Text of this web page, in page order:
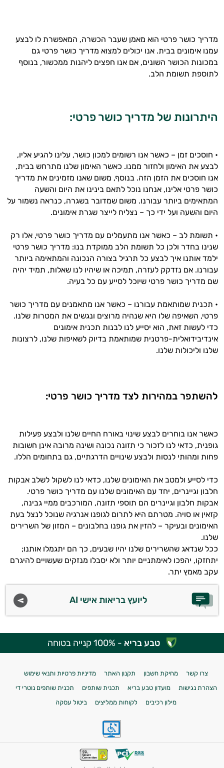
מדריך כושר פרטי הוא מאמן שעבר הכשרה, המאפשרת לו לבצע
עמנו אימונים בבית. אנו יכולים למצוא מדריך כושר פרטי גם
במכונות הכושר השונים, אם אנו חפצים ליהנות ממכשור, בנוסף
לתוספת תשומת הלב.
היתרונות של מדריך כושר פרטי:
• חוסכים זמן – כאשר אנו רשומים למכון כושר, עלינו להגיע אליו,
לבצע את האימון ולחזור ממנו. כאשר האימון שלנו מתרחש בבית,
אנו חוסכים את הזמן הזה. בנוסף, משום שאנו מזמינים את מדריך
כושר פרטי אלינו, אנחנו נוכל לתאם בינינו את היום והשעה
המתאימים ביותר עבורנו. משום שמדובר בשגרה, כנראה נשמור על
היום והשעה ועל ידי כך – נצליח לייצר שגרת אימונים.
• תשומת לב – כאשר אנו מתעמלים עם מדריך כושר פרטי, אלו רק
שנינו בחדר ולכן כל תשומת הלב ממוקדת בנו: מדריך כושר פרטי
ילמד אותנו איך לבצע כל תרגיל בצורה הנכונה והמתאימה ביותר
עבורנו. אם נזדקק לעזרה, תמיכה או שיהיו לנו שאלות, תמיד יהיה
שם מדריך כושר פרטי שיוכל לסייע עם כל בעיה.
• תכנית שמותאמת עבורנו – כאשר אנו מתאמנים עם מדריך כושר
פרטי, השאיפה שלו היא שנהיה מרוצים ונגשים את המטרות שלנו.
כדי לעשות זאת, הוא יסייע לנו לבנות תכנית אימונים
אינדיבידואלית-פרטנית שמותאמת בדיוק לשאיפות שלנו, לרצונות
שלנו וליכולות שלנו.
להשתפר במהירות לצד מדריך כושר פרטי:
כאשר אנו בוחרים לבצע שינוי באורח החיים שלנו ולבצע פעילות
גופנית, כדאי לנו לזכור כי תזונה נכונה ושינה מרובה אינן חשובות
פחות ומהותי לנסות ולבצע שינויים הדרגתיים, גם בתחומים הללו.
כדי לסייע ולמטב את האימונים שלנו, כדאי לנו לשקול לשלב אבקות
חלבון וגיינרים, יחד עם האימונים שלנו עם מדריך כושר פרטי.
אבקות חלבון וגיינרים הם תוספי תזונה, המורכבים ממיי גבינה,
קזאין או סויה. מטרתם היא לתרום לגופנו אנרגיה שנוכל לנצל בעת
האימונים ובעיקר – להזין את גופנו בחלבונים – המזון של השרירים
שלנו.
ככל שנדאג שהשרירים שלנו יהיו שבעים, כך הם יתגמלו אותנו;
יתחזקו, יהפכו לאימתניים יותר ולא יסבלו מנזקים שעשויים להיגרם
עקב מאמץ יתר.
ליועץ בריאות אישי AI
טבע בריא - 100% קנייה בטוחה
צרו קשר מחיקת חשבון תקנון האתר
מדיניות פרטיות ותנאי שימוש
הצהרת נגישות
מועדון טבע בריא תכנית שותפים
תכנית שותפים נוטרי די
מילון רכיבים
לקוחות ממליצים ביטול עסקה
אני יועץ הבריאות האישי AI של טבע בריא.
התשובות שלי מבוססות על מאגרי מידע קליניים
וספרות מקצועית בתחומי הרפואה הטבעית
ותזונת הספורט.
אני כאן כדי לעזור לך להתאים את תוספי
התזונה ומוצרי הבריאות המדויקים למטרות
ולמצב הגופני שלך, ולהסביר לך אילו רכיבים
עובדים יחד כדי למקסם תוצאות גם בחיי היום
יום וגם בתחום הכושר והספורט.
המטרה שלי היא להתאים עבורך המלצות
אישיות מבוססות מדעית.
זה הזמן להתחיל. איך אוכל לעזור?